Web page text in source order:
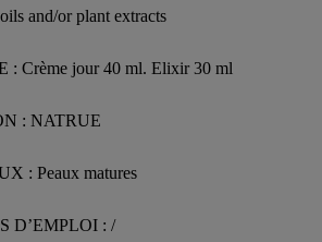
and/or plant extracts
: Crème jour 40 ml. Elixir 30 ml
: NATRUE
: Peaux matures
D’EMPLOI : /